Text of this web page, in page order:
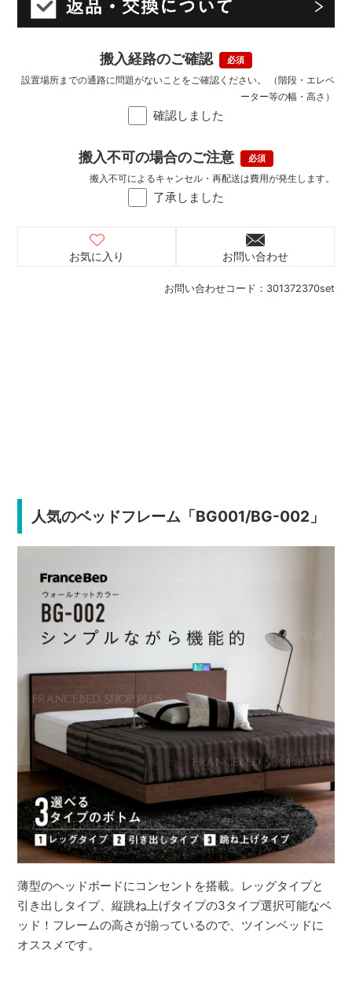
お問い合わせコード： 301372370set
搬入経路のご確認
確認しました
設置場所までの通路に問題がないことをご確認ください。 （階段・エレベ
ーター等の幅・高さ）
搬入不可の場合のご注意
了承しました
搬入不可によるキャンセル・再配送は費用が発生します。
お気に入り お問い合わせ
人気のベッドフレーム「BG001/BG-002」
薄型のヘッドボードにコンセントを搭載。レッグタイプと
引き出しタイプ、縦跳ね上げタイプの3タイプ選択可能なベ
ッド！フレームの高さが揃っているので、ツインベッドに
オススメです。